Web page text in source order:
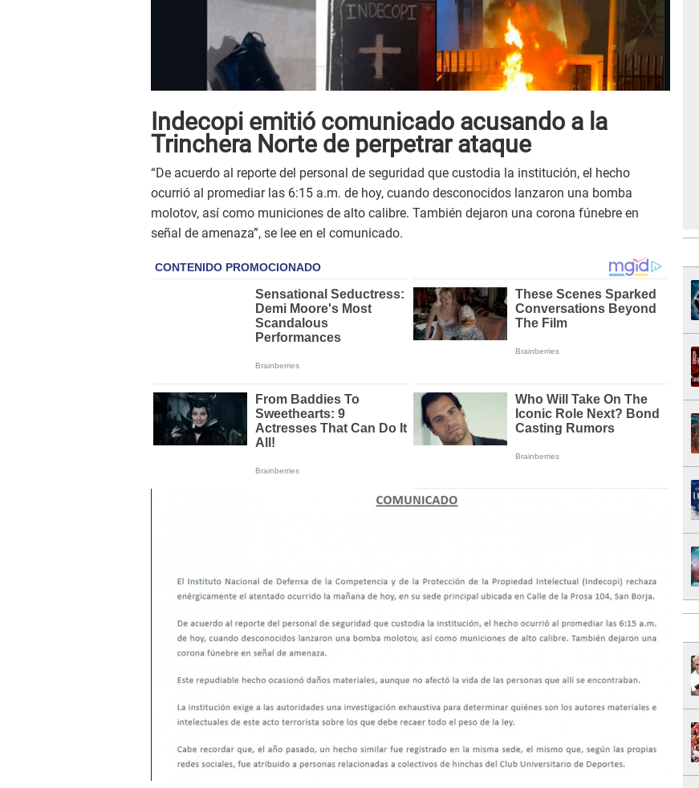
Indecopi emitió comunicado acusando a la
Trinchera Norte de perpetrar ataque
“De acuerdo al reporte del personal de seguridad que custodia la institución, el hecho
ocurrió al promediar las 6:15 a.m. de hoy, cuando desconocidos lanzaron una bomba
molotov, así como municiones de alto calibre. También dejaron una corona fúnebre en
señal de amenaza”, se lee en el comunicado.